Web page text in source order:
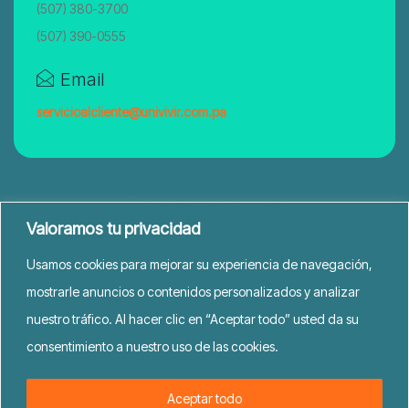
Valoramos tu privacidad
Usamos cookies para mejorar su experiencia de navegación,
mostrarle anuncios o contenidos personalizados y analizar
nuestro tráfico. Al hacer clic en “Aceptar todo” usted da su
consentimiento a nuestro uso de las cookies.
Aceptar todo
(507) 380-3700
(507) 390-0555
Email
servicioalcliente@univivir.com.pa
UniVivir © 2026. Todos los derechos reservados